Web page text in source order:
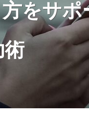
をサ
術